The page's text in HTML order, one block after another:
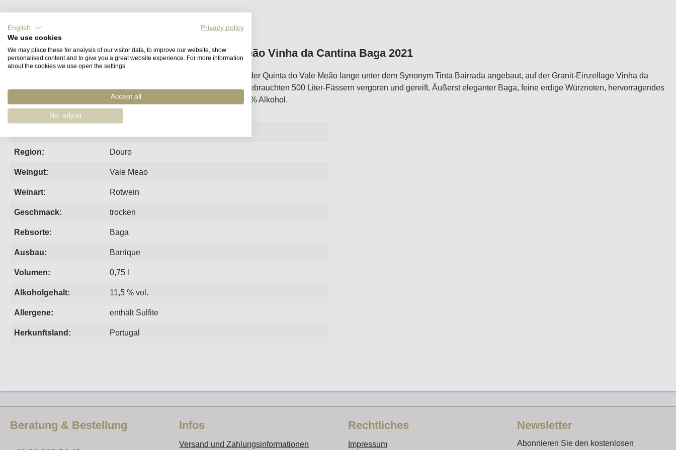
Quinta do Vale Meão Douro Superior Monte Meão Vinha da Cantina Baga 2021
Die ursprünglich um Coimbra beheimatete Baga-Traube wurde auf der Quinta do Vale Meão lange unter dem Synonym Tinta Bairrada angebaut, auf der Granit-Einzellage Vinha da
Cantina. Handgeplückt, nicht entrappt und nur partiell gepresst. In gebrauchten 500 Liter-Fässern vergoren und gereift. Äußerst eleganter Baga, feine erdige Würznoten, hervorragendes
Alterungspotential. Im etwas kühleren Jahr 2021 mit schlanken 11,5% Alkohol.
Region: Douro
Weingut: Vale Meao
Weinart: Rotwein
Geschmack: trocken
Rebsorte: Baga
Ausbau: Barrique
Volumen: 0,75 l
Alkoholgehalt: 11,5 % vol.
Allergene: enthält Sulfite
Herkunftsland: Portugal
Beratung & Bestellung Infos
Versand und Zahlungsinformationen
Rechtliches
Impressum
Newsletter
Abonnieren Sie den kostenlosen
English
Privacy policy
We use cookies
We may place these for analysis of our visitor data, to improve our website, show
personalised content and to give you a great website experience. For more information
about the cookies we use open the settings.
Accept all
No, adjust